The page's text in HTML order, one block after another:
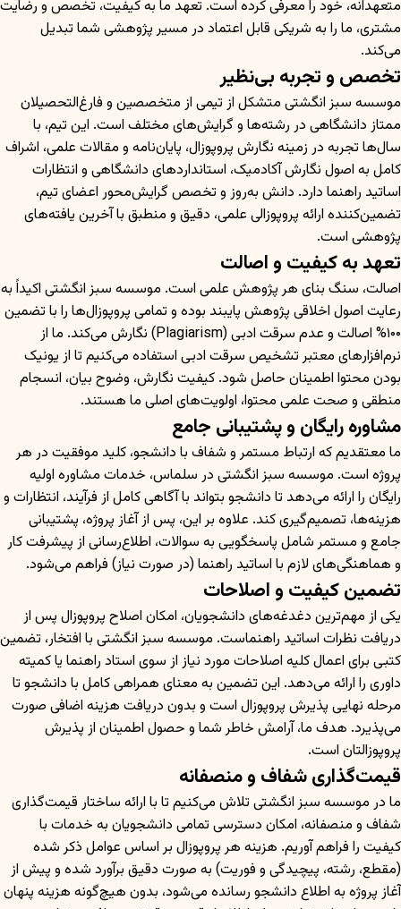
متعهدانه، خود را معرفی کرده است. تعهد ما به کیفیت، تخصص و رضایت
مشتری، ما را به شریکی قابل اعتماد در مسیر پژوهشی شما تبدیل
می‌کند.
تخصص و تجربه بی‌نظیر
موسسه سبز انگشتی متشکل از تیمی از متخصصین و فارغ‌التحصیلان
ممتاز دانشگاهی در رشته‌ها و گرایش‌های مختلف است. این تیم، با
سال‌ها تجربه در زمینه نگارش پروپوزال، پایان‌نامه و مقالات علمی، اشراف
کامل به اصول نگارش آکادمیک، استانداردهای دانشگاهی و انتظارات
اساتید راهنما دارد. دانش به‌روز و تخصص گرایش‌محور اعضای تیم،
تضمین‌کننده ارائه پروپوزالی علمی، دقیق و منطبق با آخرین یافته‌های
پژوهشی است.
تعهد به کیفیت و اصالت
اصالت، سنگ بنای هر پژوهش علمی است. موسسه سبز انگشتی اکیداً به
رعایت اصول اخلاقی پژوهش پایبند بوده و تمامی پروپوزال‌ها را با تضمین
۱۰۰% اصالت و عدم سرقت ادبی (Plagiarism) نگارش می‌کند. ما از
نرم‌افزارهای معتبر تشخیص سرقت ادبی استفاده می‌کنیم تا از یونیک
بودن محتوا اطمینان حاصل شود. کیفیت نگارش، وضوح بیان، انسجام
منطقی و صحت علمی محتوا، اولویت‌های اصلی ما هستند.
مشاوره رایگان و پشتیبانی جامع
ما معتقدیم که ارتباط مستمر و شفاف با دانشجو، کلید موفقیت در هر
پروژه است. موسسه سبز انگشتی در سلماس، خدمات مشاوره اولیه
رایگان را ارائه می‌دهد تا دانشجو بتواند با آگاهی کامل از فرآیند، انتظارات و
هزینه‌ها، تصمیم‌گیری کند. علاوه بر این، پس از آغاز پروژه، پشتیبانی
جامع و مستمر شامل پاسخگویی به سوالات، اطلاع‌رسانی از پیشرفت کار
و هماهنگی‌های لازم با اساتید راهنما (در صورت نیاز) فراهم می‌شود.
تضمین کیفیت و اصلاحات
یکی از مهم‌ترین دغدغه‌های دانشجویان، امکان اصلاح پروپوزال پس از
دریافت نظرات اساتید راهنماست. موسسه سبز انگشتی با افتخار، تضمین
کتبی برای اعمال کلیه اصلاحات مورد نیاز از سوی استاد راهنما یا کمیته
داوری را ارائه می‌دهد. این تضمین به معنای همراهی کامل با دانشجو تا
مرحله نهایی پذیرش پروپوزال است و بدون دریافت هزینه اضافی صورت
می‌پذیرد. هدف ما، آرامش خاطر شما و حصول اطمینان از پذیرش
پروپوزالتان است.
قیمت‌گذاری شفاف و منصفانه
ما در موسسه سبز انگشتی تلاش می‌کنیم تا با ارائه ساختار قیمت‌گذاری
شفاف و منصفانه، امکان دسترسی تمامی دانشجویان به خدمات با
کیفیت را فراهم آوریم. هزینه هر پروپوزال بر اساس عوامل ذکر شده
(مقطع، رشته، پیچیدگی و فوریت) به صورت دقیق برآورد شده و پیش از
آغاز پروژه به اطلاع دانشجو رسانده می‌شود، بدون هیچ‌گونه هزینه پنهان